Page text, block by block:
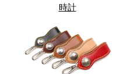
時計